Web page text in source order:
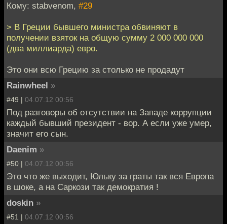
Кому: stabvenom, #29
> В Греции бывшего министра обвиняют в
получении взяток на общую сумму 2 000 000 000
(два миллиарда) евро.
Это они всю Грецию за столько не продадут
Rainwheel »
#49 | 04.07.12 00:56
Под разговоры об отсутствии на Западе коррупции
каждый бывший президент - вор. А если уже умер,
значит его сын.
Daenim »
#50 | 04.07.12 00:56
Это что же выходит, Юльку за граты так вся Европа
в шоке, а на Саркози так демократия !
doskin »
#51 | 04.07.12 00:56